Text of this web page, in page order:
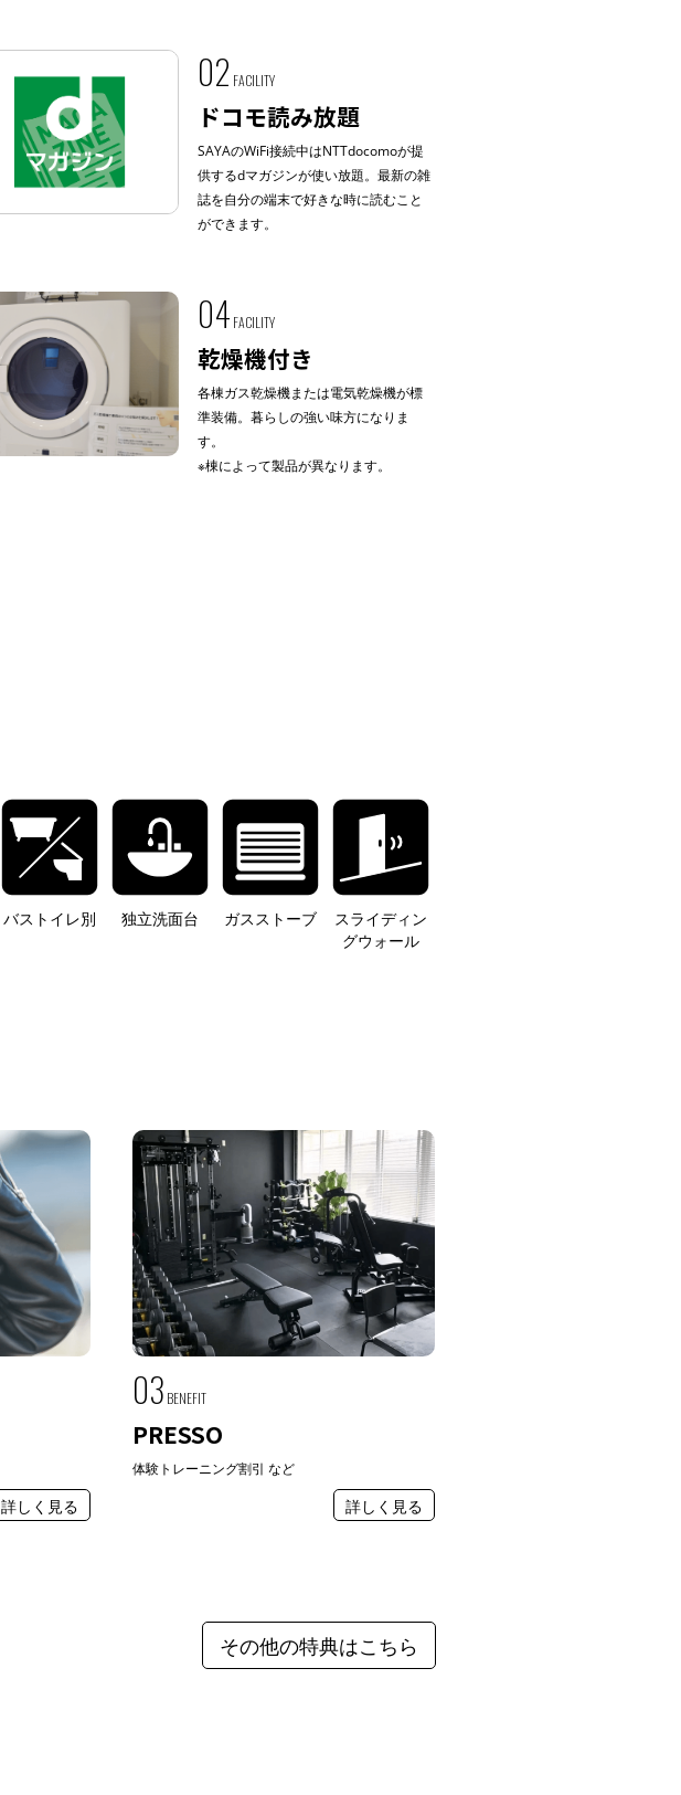
02 FACILITY
ドコモ読み放題
SAYAのWiFi接続中はNTTdocomoが提
供するdマガジンが使い放題。最新の雑
誌を自分の端末で好きな時に読むこと
ができます。
04 FACILITY
乾燥機付き
各棟ガス乾燥機または電気乾燥機が標
準装備。暮らしの強い味方になりま
す。
※棟によって製品が異なります。
バストイレ別 独立洗面台 ガスストーブ
スライディン
グウォール
詳しく見る
03 BENEFIT
PRESSO
体験トレーニング割引 など
詳しく見る
その他の特典はこちら